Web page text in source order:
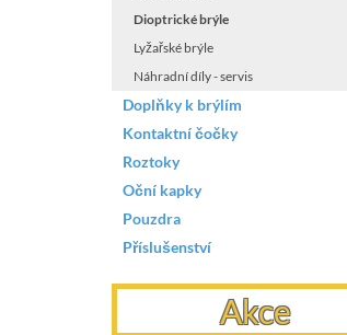
Dioptrické brýle
Lyžařské brýle
Náhradní díly - servis
Doplňky k brýlím
Kontaktní čočky
Roztoky
Oční kapky
Pouzdra
Příslušenství
Akce